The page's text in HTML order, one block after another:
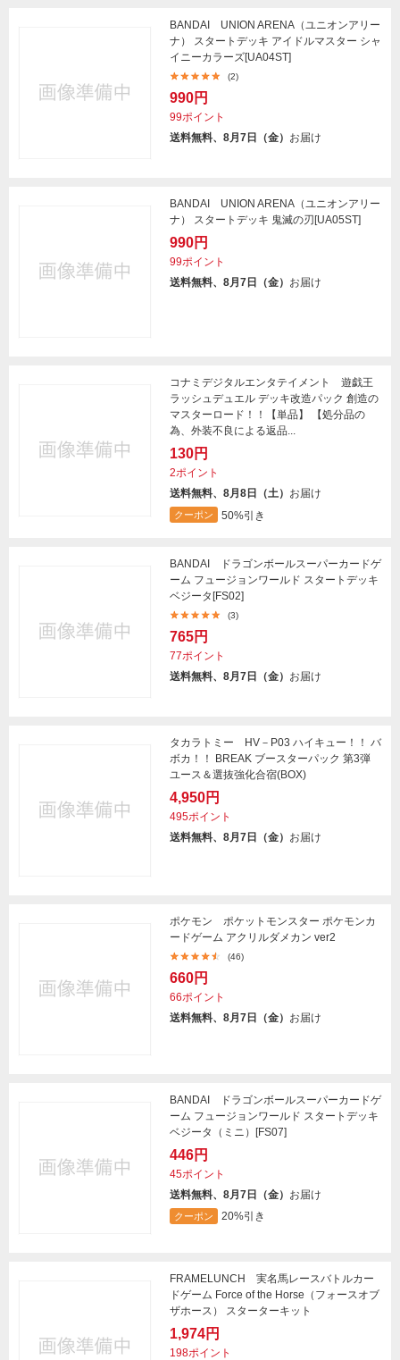
BANDAI UNION ARENA（ユニオンアリー
ナ） スタートデッキ アイドルマスター シャ
イニーカラーズ[UA04ST]
(2)
990円
99ポイント
送料無料、8月7日（金） お届け
BANDAI UNION ARENA（ユニオンアリー
ナ） スタートデッキ 鬼滅の刃[UA05ST]
990円
99ポイント
送料無料、8月7日（金） お届け
コナミデジタルエンタテイメント 遊戯王
ラッシュデュエル デッキ改造パック 創造の
マスターロード！！【単品】 【処分品の
為、外装不良による返品...
130円
2ポイント
送料無料、8月8日（土） お届け
クーポン 50%引き
BANDAI ドラゴンボールスーパーカードゲ
ーム フュージョンワールド スタートデッキ
ベジータ[FS02]
(3)
765円
77ポイント
送料無料、8月7日（金） お届け
タカラトミー HV－P03 ハイキュー！！ バ
ボカ！！ BREAK ブースターパック 第3弾
ユース＆選抜強化合宿(BOX)
4,950円
495ポイント
送料無料、8月7日（金） お届け
ポケモン ポケットモンスター ポケモンカ
ードゲーム アクリルダメカン ver2
(46)
660円
66ポイント
送料無料、8月7日（金） お届け
BANDAI ドラゴンボールスーパーカードゲ
ーム フュージョンワールド スタートデッキ
ベジータ（ミニ）[FS07]
446円
45ポイント
送料無料、8月7日（金） お届け
クーポン 20%引き
FRAMELUNCH 実名馬レースバトルカー
ドゲーム Force of the Horse（フォースオブ
ザホース） スターターキット
1,974円
198ポイント